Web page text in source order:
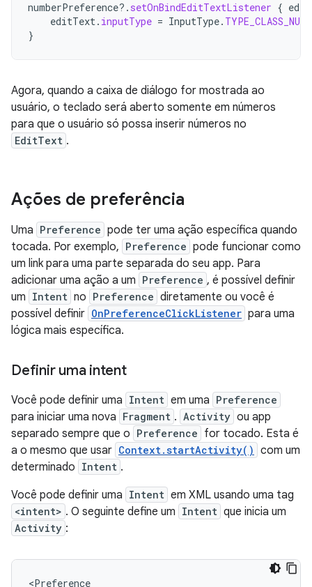
numberPreference?. setOnBindEditTextListener {
editText. inputType = InputType.
}
Agora, quando a caixa de diálogo for mostrada ao
usuário, o teclado será aberto somente em números
para que o usuário só possa inserir números no
EditText .
Ações de preferência
Uma Preference pode ter uma ação específica quando
tocada. Por exemplo, Preference pode funcionar como
um link para uma parte separada do seu app. Para
adicionar uma ação a um Preference , é possível definir
um Intent no Preference diretamente ou você é
possível definir OnPreferenceClickListener para uma
lógica mais específica.
Definir uma intent
Você pode definir uma Intent em uma Preference
para iniciar uma nova Fragment . Activity ou app
separado sempre que o Preference for tocado. Esta é
a o mesmo que usar Context.startActivity() com um
determinado Intent .
Você pode definir uma Intent em XML usando uma tag
<intent> . O seguinte define um Intent que inicia um
Activity :